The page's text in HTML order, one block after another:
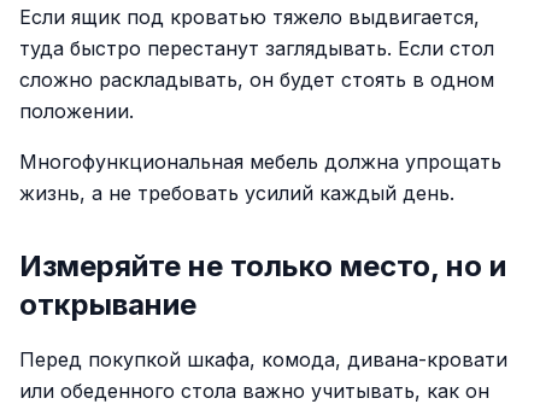
Если ящик под кроватью тяжело выдвигается,
туда быстро перестанут заглядывать. Если стол
сложно раскладывать, он будет стоять в одном
положении.
Многофункциональная мебель должна упрощать
жизнь, а не требовать усилий каждый день.
Измеряйте не только место, но и
открывание
Перед покупкой шкафа, комода, дивана-кровати
или обеденного стола важно учитывать, как он